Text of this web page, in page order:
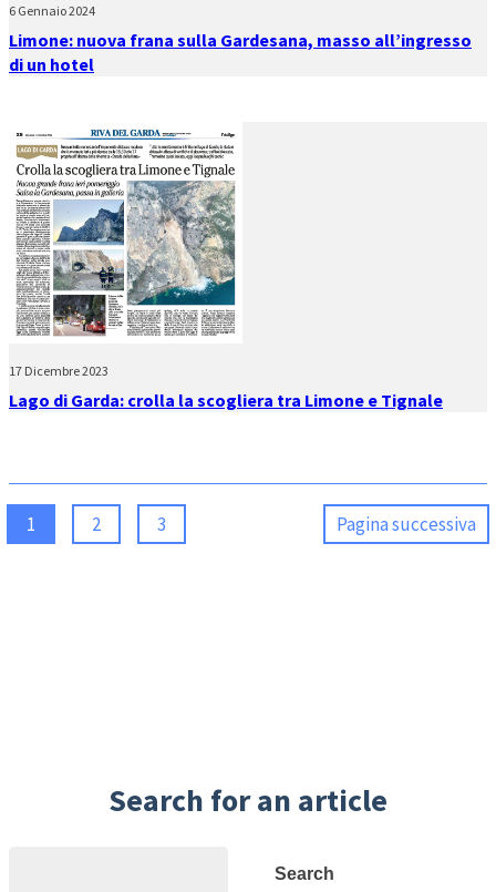
6 Gennaio 2024
Limone: nuova frana sulla Gardesana, masso all’ingresso
di un hotel
17 Dicembre 2023
Lago di Garda: crolla la scogliera tra Limone e Tignale
1 2 3 Pagina successiva
Search for an article
Search